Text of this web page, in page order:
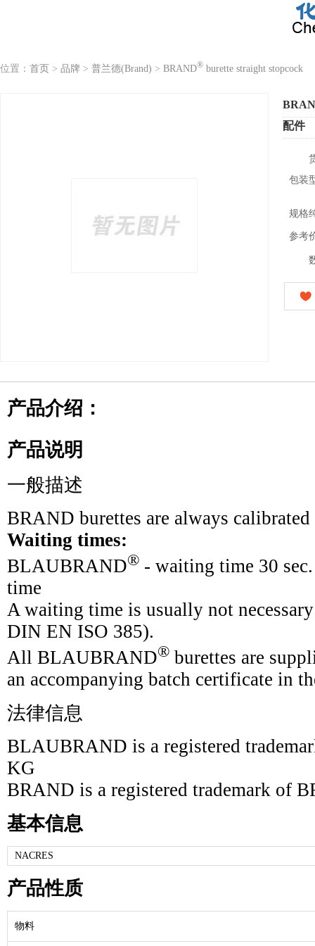
位置： 首页 > 品牌 > 普兰德(Brand) > BRAND® burette straight stopcock
配件
包装
规格
参考
产品介绍：
产品说明
一般描述
BRAND burettes are always
Waiting times:
BLAUBRAND® - waiting time 30
time
A waiting time is usually not
DIN EN ISO 385).
All BLAUBRAND® burettes are
an accompanying batch certificate in
法律信息
BLAUBRAND is a registered
KG
BRAND is a registered trademark of
基本信息
NACRES
产品性质
物料